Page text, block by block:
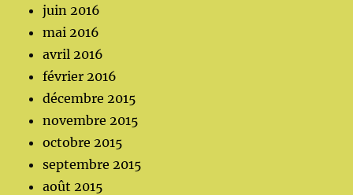
juin 2016
mai 2016
avril 2016
février 2016
décembre 2015
novembre 2015
octobre 2015
septembre 2015
août 2015